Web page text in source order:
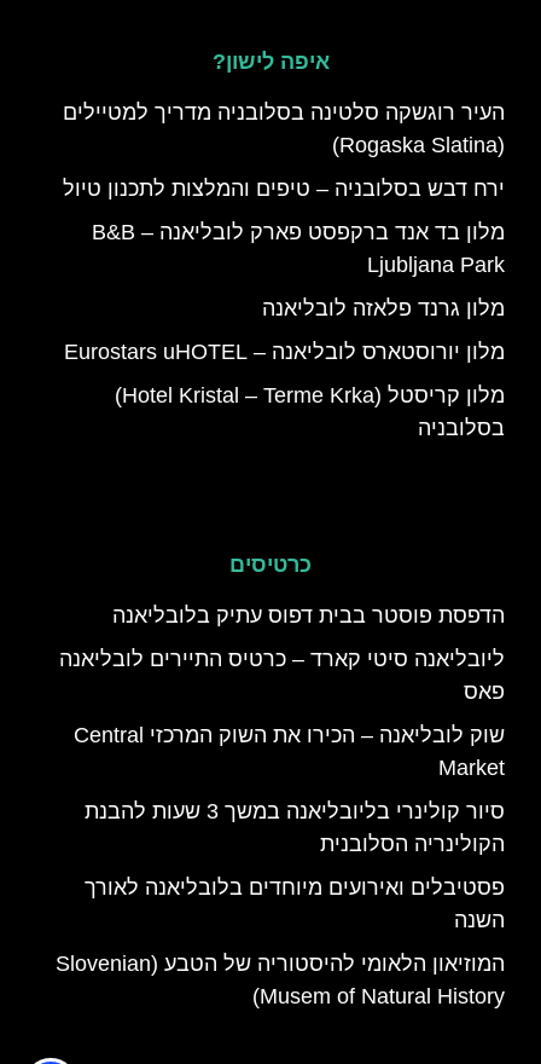
איפה לישון?
העיר רוגשקה סלטינה בסלובניה מדריך למטיילים
(Rogaska Slatina)
ירח דבש בסלובניה – טיפים והמלצות לתכנון טיול
מלון בד אנד ברקפסט פארק לובליאנה – B&B
Ljubljana Park
מלון גרנד פלאזה לובליאנה
מלון יורוסטארס לובליאנה – Eurostars uHOTEL
מלון קריסטל (Hotel Kristal – Terme Krka)
בסלובניה
כרטיסים
הדפסת פוסטר בבית דפוס עתיק בלובליאנה
ליובליאנה סיטי קארד – כרטיס התיירים לובליאנה
פאס
שוק לובליאנה – הכירו את השוק המרכזי Central
Market
סיור קולינרי בליובליאנה במשך 3 שעות להבנת
הקולינריה הסלובנית
פסטיבלים ואירועים מיוחדים בלובליאנה לאורך
השנה
המוזיאון הלאומי להיסטוריה של הטבע (Slovenian
Musem of Natural History)